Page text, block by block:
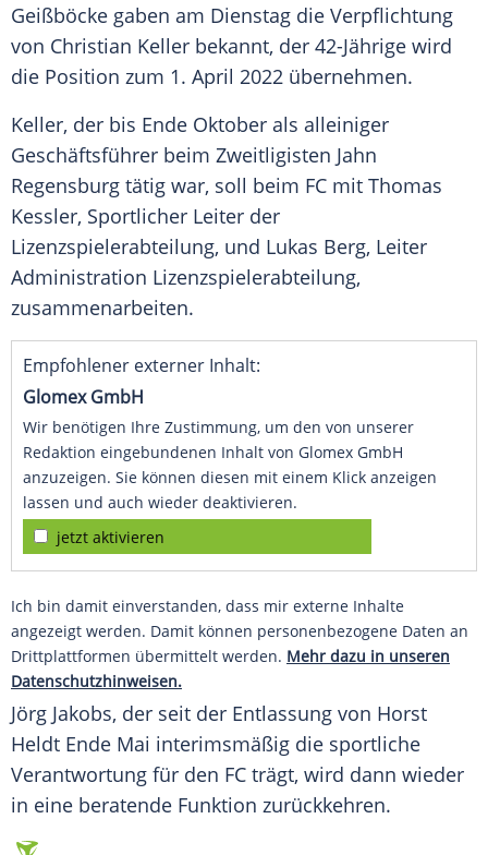
Geißböcke gaben am Dienstag die Verpflichtung
von Christian Keller bekannt, der 42-Jährige wird
die Position zum 1. April 2022 übernehmen.
Keller, der bis Ende Oktober als alleiniger
Geschäftsführer beim Zweitligisten Jahn
Regensburg tätig war, soll beim FC mit Thomas
Kessler, Sportlicher Leiter der
Lizenzspielerabteilung, und Lukas Berg, Leiter
Administration Lizenzspielerabteilung,
zusammenarbeiten.
Empfohlener externer Inhalt:
Glomex GmbH
Wir benötigen Ihre Zustimmung, um den von unserer
Redaktion eingebundenen Inhalt von Glomex GmbH
anzuzeigen. Sie können diesen mit einem Klick anzeigen
lassen und auch wieder deaktivieren.
jetzt aktivieren
Ich bin damit einverstanden, dass mir externe Inhalte
angezeigt werden. Damit können personenbezogene Daten an
Drittplattformen übermittelt werden. Mehr dazu in unseren
Datenschutzhinweisen.
Jörg Jakobs, der seit der Entlassung von Horst
Heldt Ende Mai interimsmäßig die sportliche
Verantwortung für den FC trägt, wird dann wieder
in eine beratende Funktion zurückkehren.